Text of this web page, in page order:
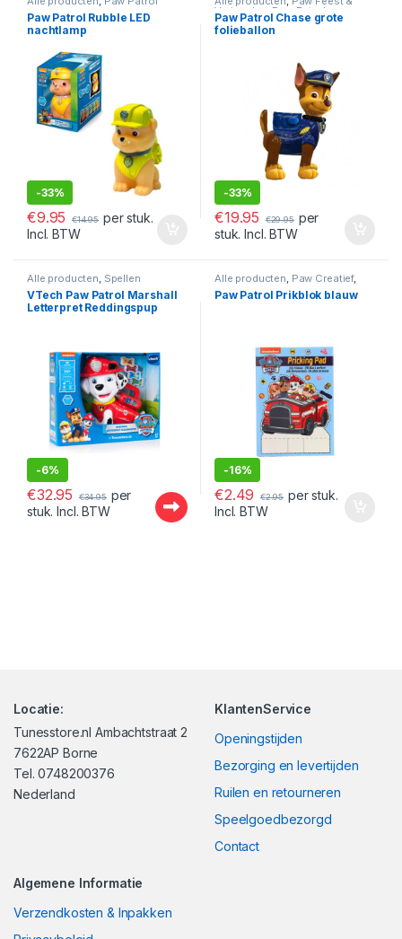
Paw Patrol Rubble LED
nachtlamp
-33%
€9.95 €14.95 per stuk.
Incl. BTW
Verjaardag ,Paw Patrol
Paw Patrol Chase grote
folieballon
-33%
€19.95 €29.95 per
stuk. Incl. BTW
Alle producten, Spellen
VTech Paw Patrol Marshall
Letterpret Reddingspup
-6%
€32.95 €34.95 per
stuk. Incl. BTW
Alle producten, Paw Creatief,
Paw Patrol
Paw Patrol Prikblok blauw
-16%
€2.49 €2.95 per stuk.
Incl. BTW
Locatie:
Tunesstore.nl Ambachtstraat 2
7622AP Borne
Tel. 0748200376
Nederland
KlantenService
Openingstijden
Bezorging en levertijden
Ruilen en retourneren
Speelgoedbezorgd
Contact
Algemene Informatie
Verzendkosten & Inpakken